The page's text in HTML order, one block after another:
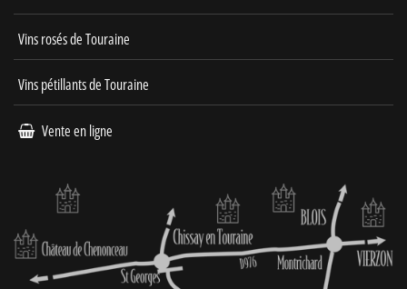
Vins rosés de Touraine
Vins pétillants de Touraine
Vente en ligne